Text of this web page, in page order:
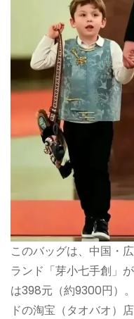
このバッグは、中国・
ランド「芽小七手創」
は398元（約9300円）
ドの淘宝（タオバオ）